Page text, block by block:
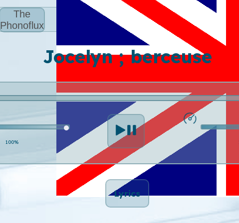
The
Phonoflux
Jocelyn ; berceuse
100%
Lyrics